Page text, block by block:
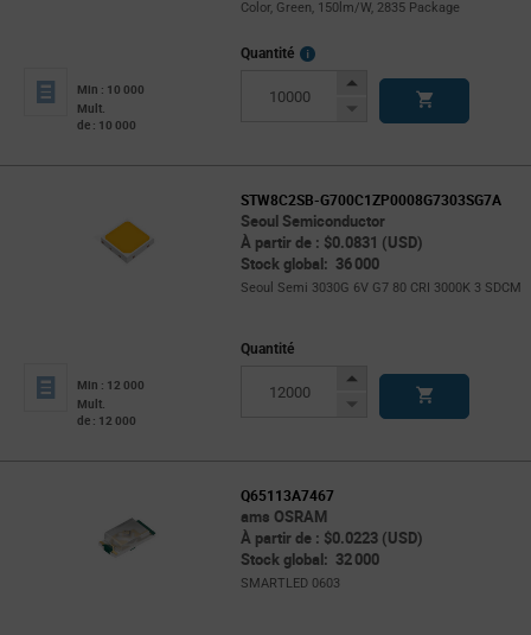
Color, Green, 150lm/W, 2835 Package
Min : 10 000
Mult.
de : 10 000
Quantité
More
Increase
Decrease
STW8C2SB-G700C1ZP0008G7303SG7A
Seoul Semiconductor
À partir de : $0.0831 (USD)
Stock global: 36 000
Seoul Semi 3030G 6V G7 80 CRI 3000K 3 SDCM
Min : 12 000
Mult.
de : 12 000
Quantité
Increase
Decrease
Q65113A7467
ams OSRAM
À partir de : $0.0223 (USD)
Stock global: 32 000
SMARTLED 0603